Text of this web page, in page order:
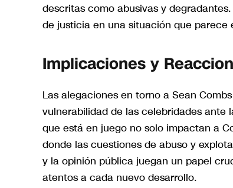
descritas como abusivas y
de justicia en una situación que parece
Implicaciones y
Las alegaciones en torno a Sean
vulnerabilidad de las celebridades ante
que está en juego no solo impactan a
donde las cuestiones de abuso y
y la opinión pública juegan un papel
atentos a cada nuevo desarrollo.